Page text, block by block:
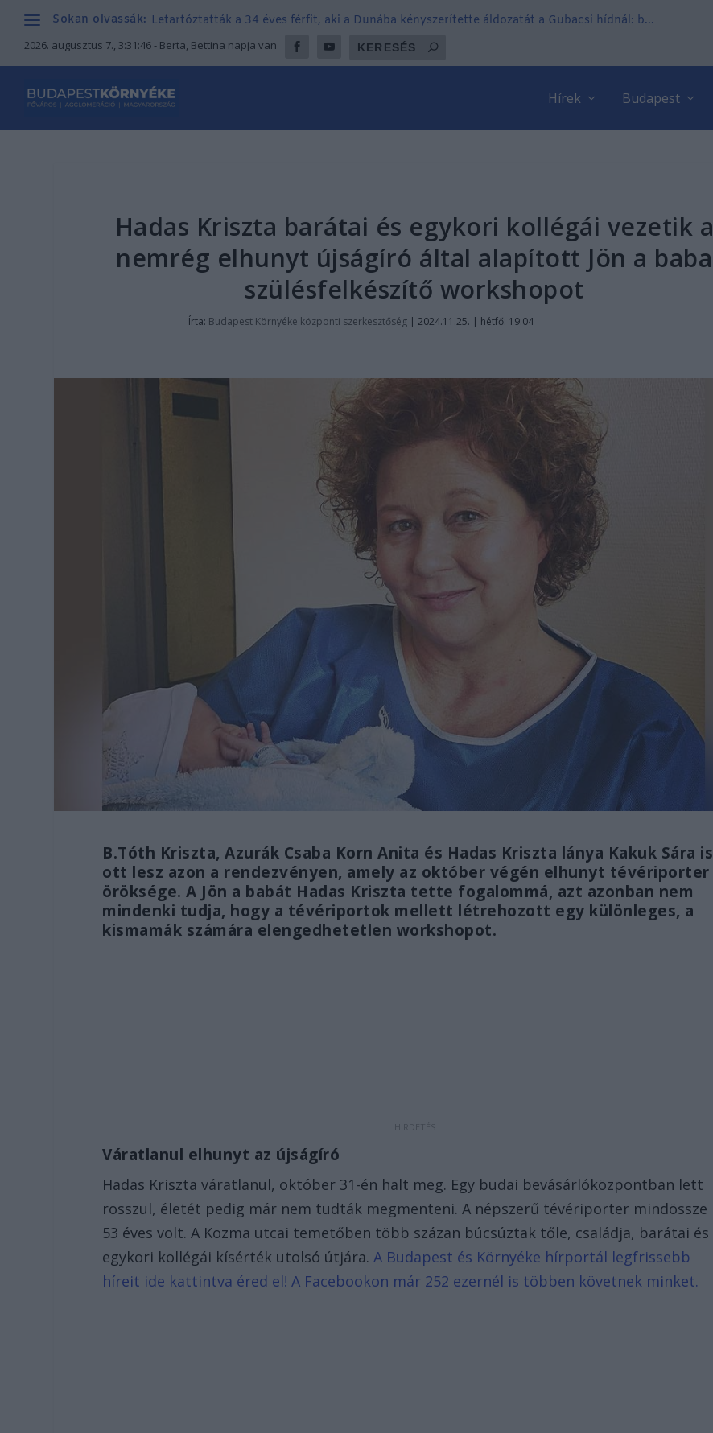
Sokan olvassák: Letartóztatták a 34 éves férfit, aki a Dunába kényszerítette áldozatát a Gubacsi hídnál: b...
2026. augusztus 7., 3:31:47 - Berta, Bettina napja van
Hírek Budapest
Hadas Kriszta barátai és egykori kollégái vezetik a
nemrég elhunyt újságíró által alapított Jön a baba
szülésfelkészítő workshopot
Írta: Budapest Környéke központi szerkesztőség| 2024.11.25. | hétfő: 19:04
B.Tóth Kriszta, Azurák Csaba Korn Anita és Hadas Kriszta lánya Kakuk Sára is
ott lesz azon a rendezvényen, amely az október végén elhunyt tévériporter
öröksége. A Jön a babát Hadas Kriszta tette fogalommá, azt azonban nem
mindenki tudja, hogy a tévériportok mellett létrehozott egy különleges, a
kismamák számára elengedhetetlen workshopot.
Váratlanul elhunyt az újságíró
Hadas Kriszta váratlanul, október 31-én halt meg. Egy budai bevásárlóközpontban lett
rosszul, életét pedig már nem tudták megmenteni. A népszerű tévériporter mindössze
53 éves volt. A Kozma utcai temetőben több százan búcsúztak tőle, családja, barátai és
egykori kollégái kísérték utolsó útjára.A Budapest és Környéke hírportál legfrissebb
híreit ide kattintva éred el! A Facebookon már 252 ezernél is többen követnek minket.